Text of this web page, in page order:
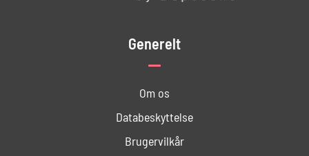
Generelt
Om os
Databeskyttelse
Brugervilkår